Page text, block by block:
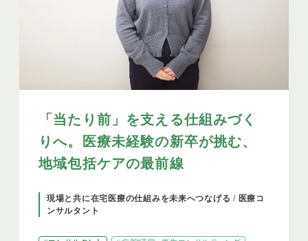
「当たり前」を支える仕組みづく
りへ。医療未経験の新卒が挑む、
地域包括ケアの最前線
現場と共に在宅医療の仕組みを未来へつなげる / 医療コ
ンサルタント